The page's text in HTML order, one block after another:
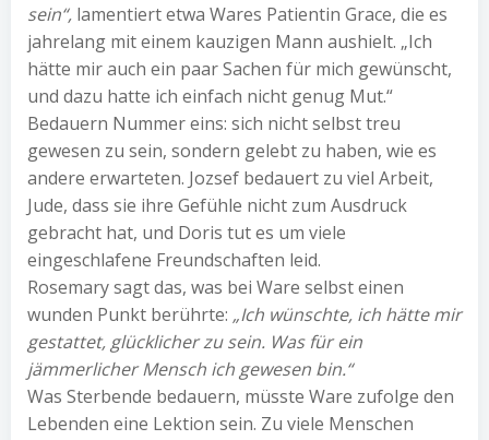
sein“, lamentiert etwa Wares Patientin Grace, die es
jahrelang mit einem kauzigen Mann aushielt. „Ich
hätte mir auch ein paar Sachen für mich gewünscht,
und dazu hatte ich einfach nicht genug Mut.“
Bedauern Nummer eins: sich nicht selbst treu
gewesen zu sein, sondern gelebt zu haben, wie es
andere erwarteten. Jozsef bedauert zu viel Arbeit,
Jude, dass sie ihre Gefühle nicht zum Ausdruck
gebracht hat, und Doris tut es um viele
eingeschlafene Freundschaften leid.
Rosemary sagt das, was bei Ware selbst einen
wunden Punkt berührte: „Ich wünschte, ich hätte mir
gestattet, glücklicher zu sein. Was für ein
jämmerlicher Mensch ich gewesen bin.“
Was Sterbende bedauern, müsste Ware zufolge den
Lebenden eine Lektion sein. Zu viele Menschen